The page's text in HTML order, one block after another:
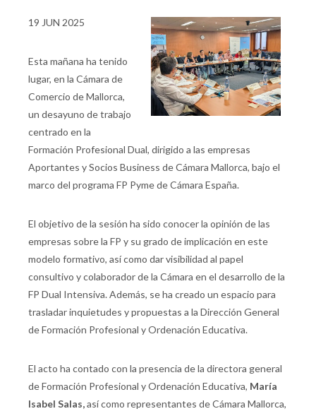
19 JUN 2025
Esta mañana ha tenido
lugar, en la Cámara de
Comercio de Mallorca,
un desayuno de trabajo
centrado en la
Formación Profesional Dual, dirigido a las empresas
Aportantes y Socios Business de Cámara Mallorca, bajo el
marco del programa FP Pyme de Cámara España.
El objetivo de la sesión ha sido conocer la opinión de las
empresas sobre la FP y su grado de implicación en este
modelo formativo, así como dar visibilidad al papel
consultivo y colaborador de la Cámara en el desarrollo de la
FP Dual Intensiva. Además, se ha creado un espacio para
trasladar inquietudes y propuestas a la Dirección General
de Formación Profesional y Ordenación Educativa.
El acto ha contado con la presencia de la directora general
de Formación Profesional y Ordenación Educativa, María
Isabel Salas,así como representantes de Cámara Mallorca,